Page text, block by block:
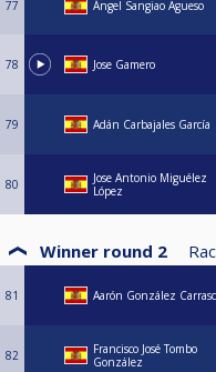
77 Ángel Sangiao Agueso
78 Jose Gamero
79 Adán Carbajales García
80
Jose Antonio Miguélez
López
Winner round 2
81 Aarón González
82
Francisco José Tombo
González